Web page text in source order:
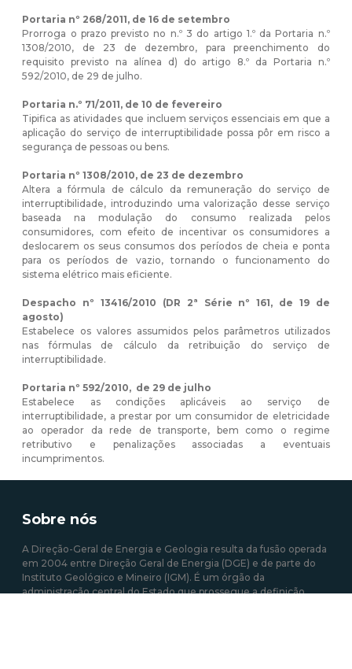
Portaria nº 268/2011, de16 de setembro
Prorroga o prazo previsto no n.º 3 do artigo 1.º da Portaria n.º
1308/2010, de 23 de dezembro, para preenchimento do
requisito previsto na alínea d) do artigo 8.º da Portaria n.º
592/2010, de 29 de julho.
Portaria n.º 71/2011, de10 de fevereiro
Tipifica as atividades que incluem serviços essenciais em que a
aplicação do serviço de interruptibilidade possa pôr em risco a
segurança de pessoas ou bens.
Portaria nº 1308/2010, de 23 de dezembro
Altera a fórmula de cálculo da remuneração do serviço de
interruptibilidade, introduzindo uma valorização desse serviço
baseada na modulação do consumo realizada pelos
consumidores, com efeito de incentivar os consumidores a
deslocarem os seus consumos dos períodos de cheia e ponta
para os períodos de vazio, tornando o funcionamento do
sistema elétrico mais eficiente.
Despacho nº 13416/2010 (DR 2ª Série nº 161, de 19 de
agosto)
Estabelece os valores assumidos pelos parâmetros utilizados
nas fórmulas de cálculo da retribuição do serviço de
interruptibilidade.
Portaria nº 592/2010, de 29 de julho
Estabelece as condições aplicáveis ao serviço de
interruptibilidade, a prestar por um consumidor de eletricidade
ao operador da rede de transporte, bem como o regime
retributivo e penalizações associadas a eventuais
incumprimentos.
Sobre nós
A Direção-Geral de Energia e Geologia resulta da fusão operada
em 2004 entre Direção Geral de Energia (DGE) e de parte do
Instituto Geológico e Mineiro (IGM). É um órgão da
administração central do Estado que prossegue a definição,